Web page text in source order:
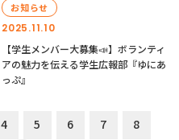
2025.11.10
お知らせ
【学生メンバー大募集📣】ボランティ
アの魅力を伝える学生広報部『ゆにあ
っぷ』
4 5 6 7
8